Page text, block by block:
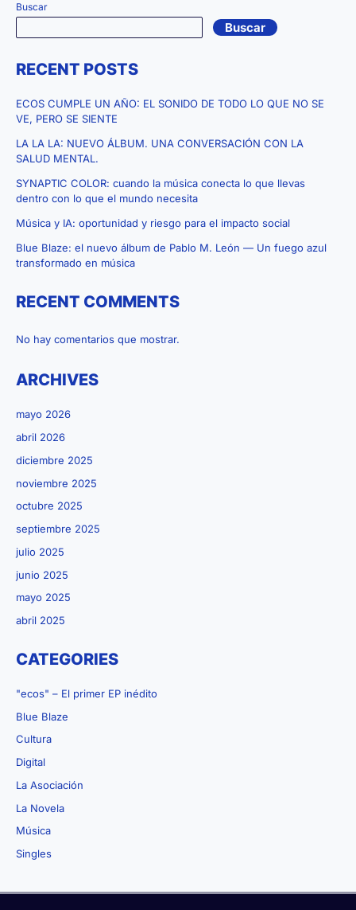
música
sana
Buscar
Buscar
RECENT POSTS
ECOS CUMPLE UN AÑO: EL SONIDO DE TODO LO QUE NO SE
VE, PERO SE SIENTE
LA LA LA: NUEVO ÁLBUM. UNA CONVERSACIÓN CON LA
SALUD MENTAL.
SYNAPTIC COLOR: cuando la música conecta lo que llevas
dentro con lo que el mundo necesita
Música y IA: oportunidad y riesgo para el impacto social
Blue Blaze: el nuevo álbum de Pablo M. León — Un fuego azul
transformado en música
RECENT COMMENTS
No hay comentarios que mostrar.
ARCHIVES
mayo 2026
abril 2026
diciembre 2025
noviembre 2025
octubre 2025
septiembre 2025
julio 2025
junio 2025
mayo 2025
abril 2025
CATEGORIES
"ecos" – El primer EP inédito
Blue Blaze
Cultura
Digital
La Asociación
La Novela
Música
Singles